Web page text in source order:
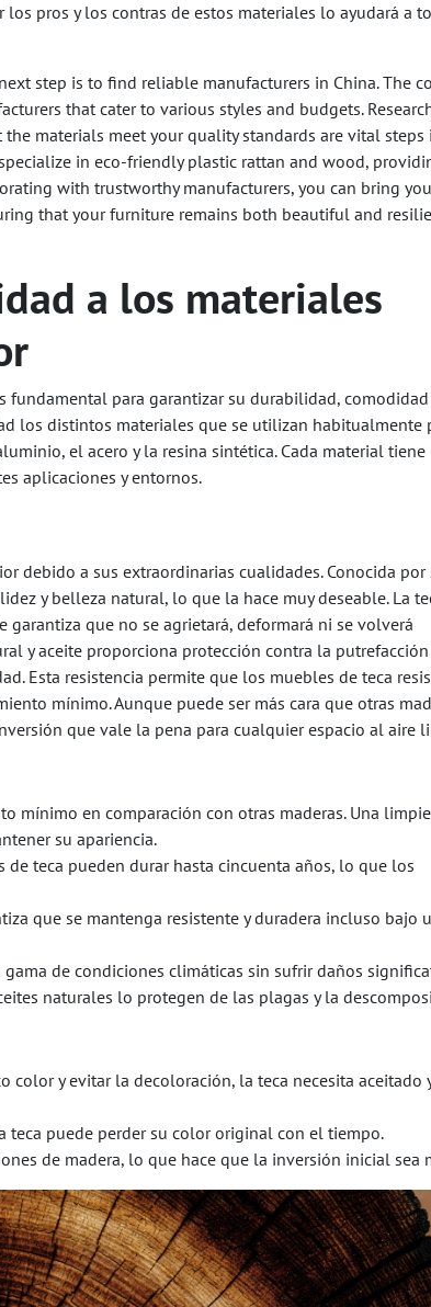
pros y los contras de estos materiales lo ayudará a
step is to find reliable manufacturers in China. The
that cater to various styles and budgets.
materials meet your quality standards are vital steps
in eco-friendly plastic rattan and wood,
with trustworthy manufacturers, you can bring
that your furniture remains both beautiful and
a los materiales
para garantizar su durabilidad, comodidad
los distintos materiales que se utilizan habitualmente
el acero y la resina sintética. Cada material tiene
aplicaciones y entornos.
debido a sus extraordinarias cualidades. Conocida por
y belleza natural, lo que la hace muy deseable. La
que no se agrietará, deformará ni se volverá
y aceite proporciona protección contra la
Esta resistencia permite que los muebles de teca
mínimo. Aunque puede ser más cara que otras
que vale la pena para cualquier espacio al aire
mínimo en comparación con otras maderas. Una
su apariencia.
teca pueden durar hasta cincuenta años, lo que los
que se mantenga resistente y duradera incluso bajo
de condiciones climáticas sin sufrir daños
naturales lo protegen de las plagas y la
color y evitar la decoloración, la teca necesita aceitado
teca puede perder su color original con el tiempo.
de madera, lo que hace que la inversión inicial sea